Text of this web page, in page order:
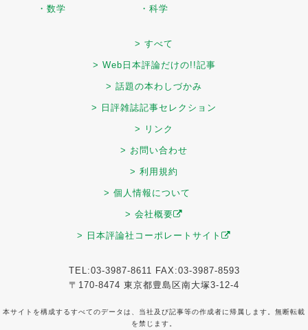
・数学
・科学
> すべて
> Web日本評論だけの!!記事
> 話題の本わしづかみ
> 日評雑誌記事セレクション
> リンク
> お問い合わせ
> 利用規約
> 個人情報について
> 会社概要
> 日本評論社コーポレートサイト
TEL:03-3987-8611 FAX:03-3987-8593
〒170-8474 東京都豊島区南大塚3-12-4
本サイトを構成するすべてのデータは、当社及び記事等の作成者に帰属します。無断転載
を禁じます。